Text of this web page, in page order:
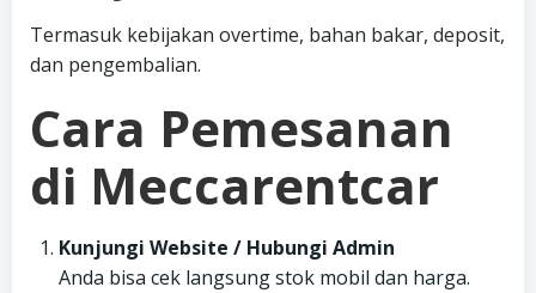
Termasuk kebijakan overtime, bahan bakar, deposit,
dan pengembalian.
Cara Pemesanan
di Meccarentcar
Kunjungi Website / Hubungi Admin
Anda bisa cek langsung stok mobil dan harga.